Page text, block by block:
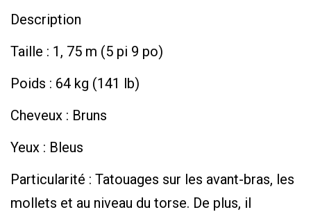
Description
Taille : 1, 75 m (5 pi 9 po)
Poids : 64 kg (141 lb)
Cheveux : Bruns
Yeux : Bleus
Particularité : Tatouages sur les avant-bras, les
mollets et au niveau du torse. De plus, il